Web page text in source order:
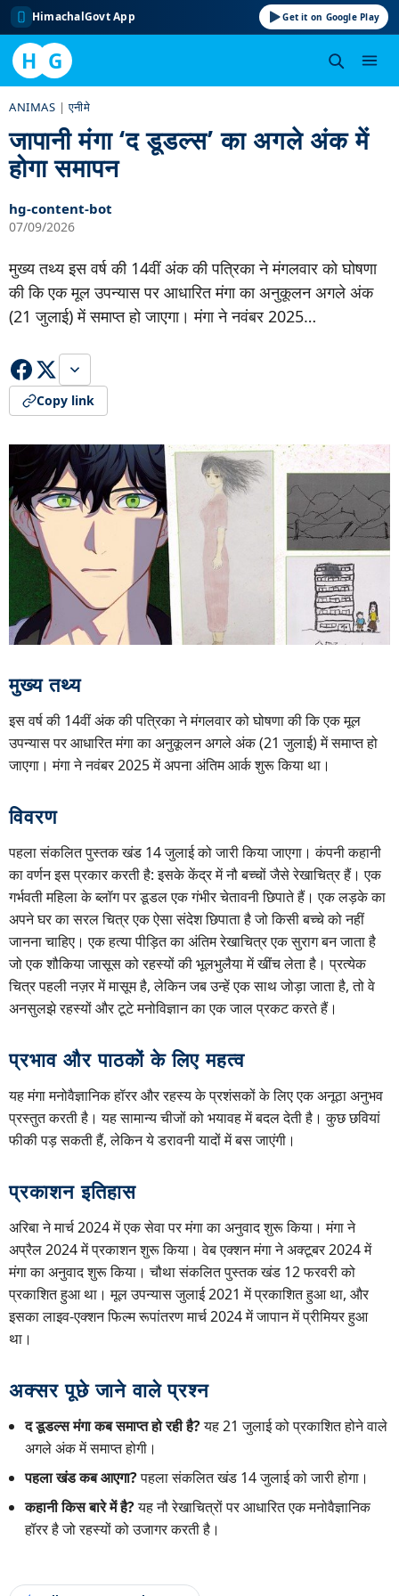
HimachalGovt App Get it on Google Play
H G
content
ANIMAS |एनीमे
जापानी मंगा ‘द डूडल्स’ का अगले अंक में
होगा समापन
hg-content-bot
07/09/2026
मुख्य तथ्य इस वर्ष की 14वीं अंक की पत्रिका ने मंगलवार को घोषणा
की कि एक मूल उपन्यास पर आधारित मंगा का अनुकूलन अगले अंक
(21 जुलाई) में समाप्त हो जाएगा। मंगा ने नवंबर 2025…
Copy link
मुख्य तथ्य
इस वर्ष की 14वीं अंक की पत्रिका ने मंगलवार को घोषणा की कि एक मूल
उपन्यास पर आधारित मंगा का अनुकूलन अगले अंक (21 जुलाई) में समाप्त हो
जाएगा। मंगा ने नवंबर 2025 में अपना अंतिम आर्क शुरू किया था।
विवरण
पहला संकलित पुस्तक खंड 14 जुलाई को जारी किया जाएगा। कंपनी कहानी
का वर्णन इस प्रकार करती है: इसके केंद्र में नौ बच्चों जैसे रेखाचित्र हैं। एक
गर्भवती महिला के ब्लॉग पर डूडल एक गंभीर चेतावनी छिपाते हैं। एक लड़के का
अपने घर का सरल चित्र एक ऐसा संदेश छिपाता है जो किसी बच्चे को नहीं
जानना चाहिए। एक हत्या पीड़ित का अंतिम रेखाचित्र एक सुराग बन जाता है
जो एक शौकिया जासूस को रहस्यों की भूलभुलैया में खींच लेता है। प्रत्येक
चित्र पहली नज़र में मासूम है, लेकिन जब उन्हें एक साथ जोड़ा जाता है, तो वे
अनसुलझे रहस्यों और टूटे मनोविज्ञान का एक जाल प्रकट करते हैं।
प्रभाव और पाठकों के लिए महत्व
यह मंगा मनोवैज्ञानिक हॉरर और रहस्य के प्रशंसकों के लिए एक अनूठा अनुभव
प्रस्तुत करती है। यह सामान्य चीजों को भयावह में बदल देती है। कुछ छवियां
फीकी पड़ सकती हैं, लेकिन ये डरावनी यादों में बस जाएंगी।
प्रकाशन इतिहास
अरिबा ने मार्च 2024 में एक सेवा पर मंगा का अनुवाद शुरू किया। मंगा ने
अप्रैल 2024 में प्रकाशन शुरू किया। वेब एक्शन मंगा ने अक्टूबर 2024 में
मंगा का अनुवाद शुरू किया। चौथा संकलित पुस्तक खंड 12 फरवरी को
प्रकाशित हुआ था। मूल उपन्यास जुलाई 2021 में प्रकाशित हुआ था, और
इसका लाइव-एक्शन फिल्म रूपांतरण मार्च 2024 में जापान में प्रीमियर हुआ
था।
अक्सर पूछे जाने वाले प्रश्न
द डूडल्स मंगा कब समाप्त हो रही है?यह 21 जुलाई को प्रकाशित होने वाले
अगले अंक में समाप्त होगी।
पहला खंड कब आएगा?पहला संकलित खंड 14 जुलाई को जारी होगा।
कहानी किस बारे में है?यह नौ रेखाचित्रों पर आधारित एक मनोवैज्ञानिक
हॉरर है जो रहस्यों को उजागर करती है।